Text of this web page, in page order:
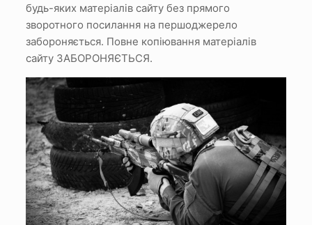
будь-яких матеріалів сайту без прямого
зворотного посилання на першоджерело
забороняється. Повне копіювання матеріалів
сайту ЗАБОРОНЯЄТЬСЯ.